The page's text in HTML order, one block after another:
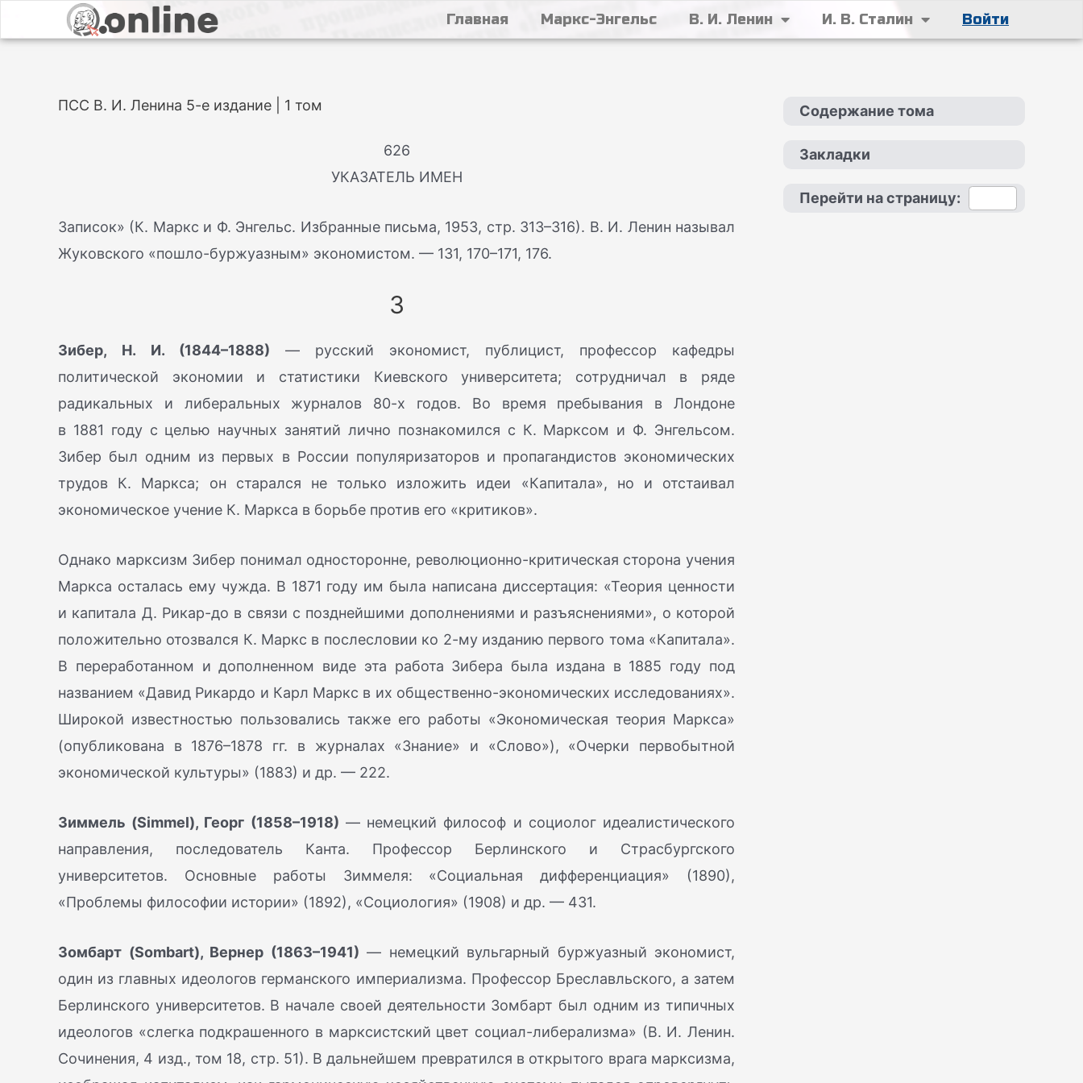
Главная Маркс-Энгельс В. И. Ленин И. В. Сталин Войти
ПСС В. И. Ленина 5-е издание | 1 том
626
УКАЗАТЕЛЬ ИМЕН
Записок» (К. Маркс и Ф. Энгельс. Избранные письма, 1953, стр. 313–316). В. И. Ленин называл
Жуковского «пошло-буржуазным» экономистом. — 131, 170–171, 176.
З
Зибер, Н. И. (1844–1888) — русский экономист, публицист, профессор кафедры
политической экономии и статистики Киевского университета; сотрудничал в ряде
радикальных и либеральных журналов 80-х годов. Во время пребывания в Лондоне
в 1881 году с целью научных занятий лично познакомился с К. Марксом и Ф. Энгельсом.
Зибер был одним из первых в России популяризаторов и пропагандистов экономических
трудов К. Маркса; он старался не только изложить идеи «Капитала», но и отстаивал
экономическое учение К. Маркса в борьбе против его «критиков».
Однако марксизм Зибер понимал односторонне, революционно-критическая сторона учения
Маркса осталась ему чужда. В 1871 году им была написана диссертация: «Теория ценности
и капитала Д. Рикар-до в связи с позднейшими дополнениями и разъяснениями», о которой
положительно отозвался К. Маркс в послесловии ко 2-му изданию первого тома «Капитала».
В переработанном и дополненном виде эта работа Зибера была издана в 1885 году под
названием «Давид Рикардо и Карл Маркс в их общественно-экономических исследованиях».
Широкой известностью пользовались также его работы «Экономическая теория Маркса»
(опубликована в 1876–1878 гг. в журналах «Знание» и «Слово»), «Очерки первобытной
экономической культуры» (1883) и др. — 222.
Зиммель (Simmel), Георг (1858–1918) — немецкий философ и социолог идеалистического
направления, последователь Канта. Профессор Берлинского и Страсбургского
университетов. Основные работы Зиммеля: «Социальная дифференциация» (1890),
«Проблемы философии истории» (1892), «Социология» (1908) и др. — 431.
Зомбарт (Sombart), Вернер (1863–1941) — немецкий вульгарный буржуазный экономист,
один из главных идеологов германского империализма. Профессор Бреславльского, а затем
Берлинского университетов. В начале своей деятельности Зомбарт был одним из типичных
идеологов «слегка подкрашенного в марксистский цвет социал-либерализма» (В. И. Ленин.
Сочинения, 4 изд., том 18, стр. 51). В дальнейшем превратился в открытого врага марксизма,
Содержание тома
Закладки
Перейти на страницу: